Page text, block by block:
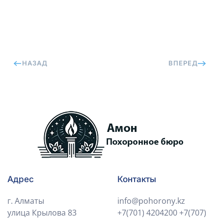
НАЗАД ВПЕРЕД
Адрес
г. Алматы
улица Крылова 83
Контакты
info@pohorony.kz
+7(701) 4204200+7(707)